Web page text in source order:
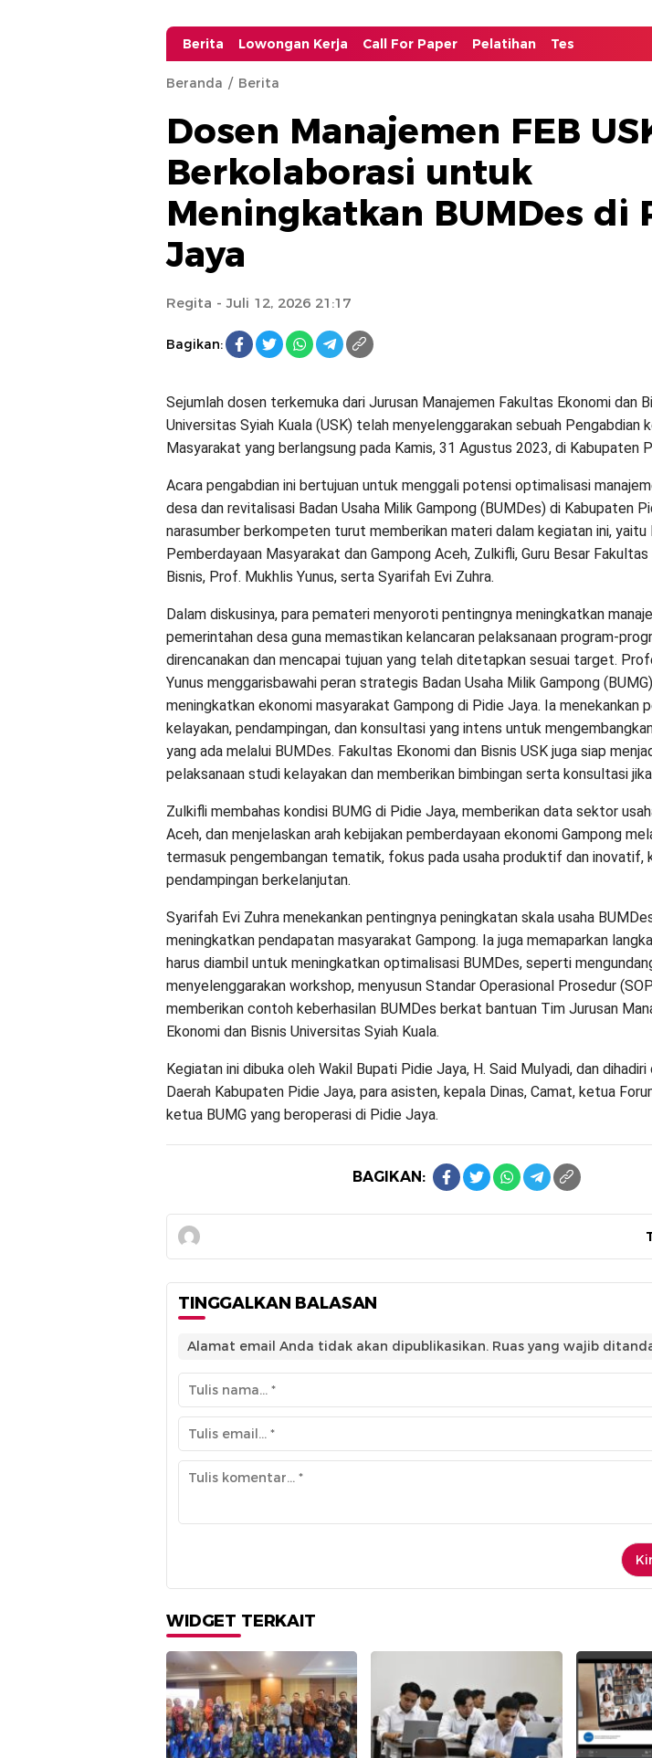
Berita Lowongan Kerja Call For Paper Pelatihan Tes
Beranda Berita
Dosen Manajemen FEB
Berkolaborasi untuk
Meningkatkan BUMDes di
Jaya
Regita - Juli 12, 2026 21:17
Bagikan:
Sejumlah dosen terkemuka dari Jurusan Manajemen Fakultas Ekonomi dan
Universitas Syiah Kuala (USK) telah menyelenggarakan sebuah Pengabdian
Masyarakat yang berlangsung pada Kamis, 31 Agustus 2023, di Kabupaten
Acara pengabdian ini bertujuan untuk menggali potensi optimalisasi
desa dan revitalisasi Badan Usaha Milik Gampong (BUMDes) di Kabupaten
narasumber berkompeten turut memberikan materi dalam kegiatan ini, yaitu
Pemberdayaan Masyarakat dan Gampong Aceh, Zulkifli, Guru Besar Fakultas
Bisnis, Prof. Mukhlis Yunus, serta Syarifah Evi Zuhra.
Dalam diskusinya, para pemateri menyoroti pentingnya meningkatkan
pemerintahan desa guna memastikan kelancaran pelaksanaan program-
direncanakan dan mencapai tujuan yang telah ditetapkan sesuai target.
Yunus menggarisbawahi peran strategis Badan Usaha Milik Gampong
meningkatkan ekonomi masyarakat Gampong di Pidie Jaya. Ia menekankan
kelayakan, pendampingan, dan konsultasi yang intens untuk
yang ada melalui BUMDes. Fakultas Ekonomi dan Bisnis USK juga siap
pelaksanaan studi kelayakan dan memberikan bimbingan serta konsultasi
Zulkifli membahas kondisi BUMG di Pidie Jaya, memberikan data sektor
Aceh, dan menjelaskan arah kebijakan pemberdayaan ekonomi Gampong
termasuk pengembangan tematik, fokus pada usaha produktif dan inovatif,
pendampingan berkelanjutan.
Syarifah Evi Zuhra menekankan pentingnya peningkatan skala usaha
meningkatkan pendapatan masyarakat Gampong. Ia juga memaparkan
harus diambil untuk meningkatkan optimalisasi BUMDes, seperti
menyelenggarakan workshop, menyusun Standar Operasional Prosedur
memberikan contoh keberhasilan BUMDes berkat bantuan Tim Jurusan
Ekonomi dan Bisnis Universitas Syiah Kuala.
Kegiatan ini dibuka oleh Wakil Bupati Pidie Jaya, H. Said Mulyadi, dan
Daerah Kabupaten Pidie Jaya, para asisten, kepala Dinas, Camat, ketua
ketua BUMG yang beroperasi di Pidie Jaya.
BAGIKAN:
TINGGALKAN BALASAN
Alamat email Anda tidak akan dipublikasikan. Ruas yang wajib
WIDGET TERKAIT